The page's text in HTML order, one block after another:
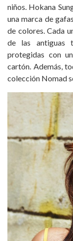
niños. Hokana
una marca de
de colores. Cada
de las antiguas
protegidas con
cartón. Además,
colección Nomad